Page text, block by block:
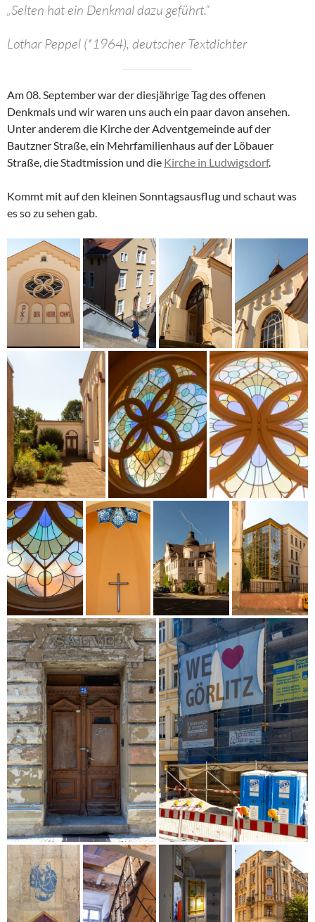
„Selten hat ein Denkmal dazu geführt.“
Lothar Peppel (*1964), deutscher Textdichter
Am 08. September war der diesjährige Tag des offenen
Denkmals und wir waren uns auch ein paar davon ansehen.
Unter anderem die Kirche der Adventgemeinde auf der
Bautzner Straße, ein Mehrfamilienhaus auf der Löbauer
Straße, die Stadtmission und die Kirche in Ludwigsdorf.
Kommt mit auf den kleinen Sonntagsausflug und schaut was
es so zu sehen gab.